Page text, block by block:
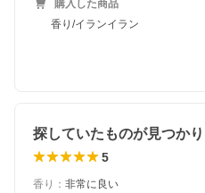
購入した商品
香り/イランイラン
探していたものが見つか
5
香り ： 非常に良い